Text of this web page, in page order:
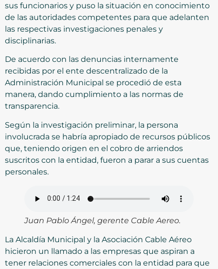
sus funcionarios y puso la situación en conocimiento
de las autoridades competentes para que adelanten
las respectivas investigaciones penales y
disciplinarias.
De acuerdo con las denuncias internamente
recibidas por el ente descentralizado de la
Administración Municipal se procedió de esta
manera, dando cumplimiento a las normas de
transparencia.
Según la investigación preliminar, la persona
involucrada se habría apropiado de recursos públicos
que, teniendo origen en el cobro de arriendos
suscritos con la entidad, fueron a parar a sus cuentas
personales.
Juan Pablo Ángel, gerente Cable Aereo.
La Alcaldía Municipal y la Asociación Cable Aéreo
hicieron un llamado a las empresas que aspiran a
tener relaciones comerciales con la entidad para que